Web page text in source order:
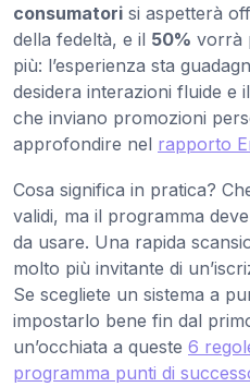
consumatori si aspetterà
della fedeltà, e il 50% vorrà
più: l’esperienza sta
desidera interazioni fluide e il
che inviano promozioni
approfondire nel rapporto
Cosa significa in pratica?
validi, ma il programma
da usare. Una rapida
molto più invitante di
Se scegliete un sistema a
impostarlo bene fin dal
un’occhiata a queste 6
programma punti di